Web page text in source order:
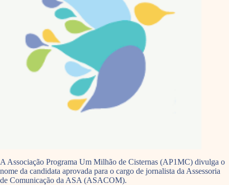
A Associação Programa Um Milhão de Cisternas (AP1MC) divulga o
nome da candidata aprovada para o cargo de jornalista da Assessoria
de Comunicação da ASA (ASACOM).